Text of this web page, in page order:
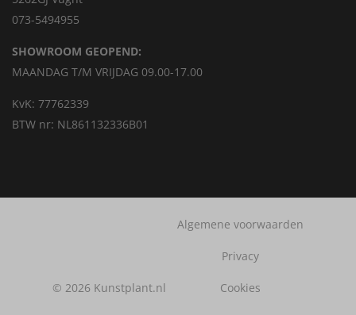
073-5494955
SHOWROOM GEOPEND:
MAANDAG T/M VRIJDAG 09.00-17.00
KvK: 77762339
BTW nr: NL861132336B01
© 2026 Kunstplant.nl
Algemene voorwaarden
Privacy
Cookies